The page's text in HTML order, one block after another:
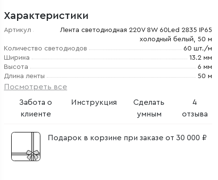
Характеристики
Артикул
Лента светодиодная 220V 8W 60Led 2835 IP65
холодный белый, 50 м
Количество светодиодов
60 шт./м
Ширина
13.2 мм
Высота
6 мм
Длина ленты
50 м
Посмотреть все
Забота о
клиенте
Инструкция
Сделать
умным
4
отзыва
Подарок в корзине при заказе от 30 000 ₽